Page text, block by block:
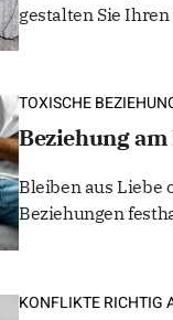
gestalten Sie
TOXISCHE
Beziehung
Bleiben aus Liebe
Beziehungen
KONFLIKTE RICHTIG